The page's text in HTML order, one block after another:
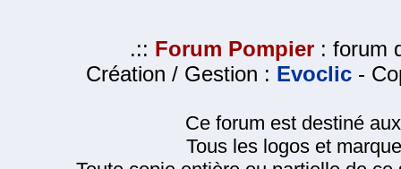
.:: Forum Pompier : forum
Création / Gestion : Evoclic -
Ce forum est destiné
Tous les logos et